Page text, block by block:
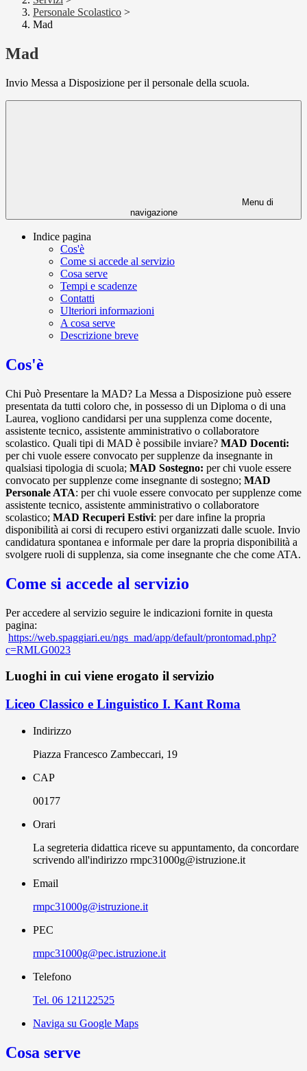
Personale Scolastico >
Mad
Mad
Invio Messa a Disposizione per il personale della scuola.
Menu di
navigazione
Indice pagina
Cos'è
Come si accede al servizio
Cosa serve
Tempi e scadenze
Contatti
Ulteriori informazioni
A cosa serve
Descrizione breve
Cos'è
Chi Può Presentare la MAD? La Messa a Disposizione può essere
presentata da tutti coloro che, in possesso di un Diploma o di una
Laurea, vogliono candidarsi per una supplenza come docente,
assistente tecnico, assistente amministrativo o collaboratore
scolastico. Quali tipi di MAD è possibile inviare? MAD Docenti:
per chi vuole essere convocato per supplenze da insegnante in
qualsiasi tipologia di scuola; MAD Sostegno: per chi vuole essere
convocato per supplenze come insegnante di sostegno; MAD
Personale ATA: per chi vuole essere convocato per supplenze come
assistente tecnico, assistente amministrativo o collaboratore
scolastico; MAD Recuperi Estivi: per dare infine la propria
disponibilità ai corsi di recupero estivi organizzati dalle scuole. Invio
candidatura spontanea e informale per dare la propria disponibilità a
svolgere ruoli di supplenza, sia come insegnante che che come ATA.
Come si accede al servizio
Per accedere al servizio seguire le indicazioni fornite in questa
pagina:
https://web.spaggiari.eu/ngs_mad/app/default/prontomad.php?
c=RMLG0023
Luoghi in cui viene erogato il servizio
Liceo Classico e Linguistico I. Kant Roma
Indirizzo
Piazza Francesco Zambeccari, 19
CAP
00177
Orari
La segreteria didattica riceve su appuntamento, da concordare
scrivendo all'indirizzo rmpc31000g@istruzione.it
Email
rmpc31000g@istruzione.it
PEC
rmpc31000g@pec.istruzione.it
Telefono
Tel. 06 121122525
Naviga su Google Maps
Cosa serve